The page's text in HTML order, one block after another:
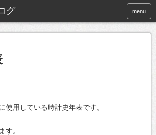
グ menu
使用している時計史年表です。
す。